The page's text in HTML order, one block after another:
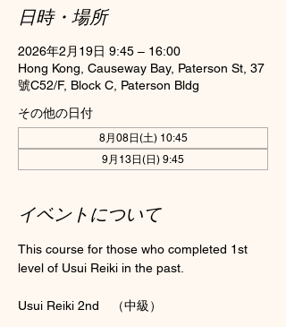
日時・場所
2026年2月19日 9:45 – 16:00
Hong Kong, Causeway Bay, Paterson St, 37
號C52/F, Block C, Paterson Bldg
その他の日付
8月08日(土) 10:45
9月13日(日) 9:45
イベントについて
This course for those who completed 1st
level of Usui Reiki in the past.
Usui Reiki 2nd　（中級）